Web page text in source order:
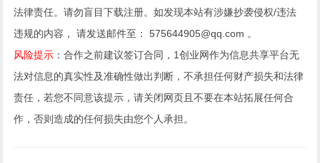
法律责任。请勿盲目下载注册。如发现本站有涉嫌抄袭侵权/违法
违规的内容， 请发送邮件至： 575644905@qq.com 。
风险提示 ：合作之前建议签订合同，1创业网作为信息共享平台无
法对信息的真实性及准确性做出判断，不承担任何财产损失和法律
责任，若您不同意该提示，请关闭网页且不要在本站拓展任何合
作，否则造成的任何损失由您个人承担。